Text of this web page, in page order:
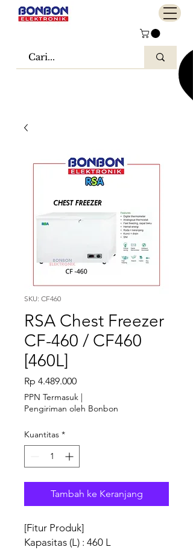
SKU: CF460
RSA Chest Freezer
CF-460 / CF460
[460L]
Rp 4.489.000Harga
PPN Termasuk |
Pengiriman oleh Bonbon
Kuantitas *
Tambah ke Keranjang
[Fitur Produk]
Kapasitas (L) : 460 L